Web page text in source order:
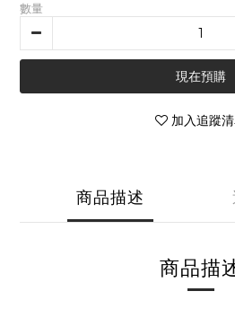
數量
現在預購
加入追蹤
商品描述
商品描